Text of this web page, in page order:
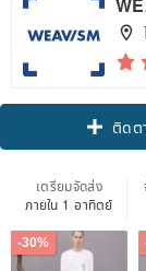
ติดต
เตรียมจัดส่ง
ภายใน 1 อาทิตย์
-30%